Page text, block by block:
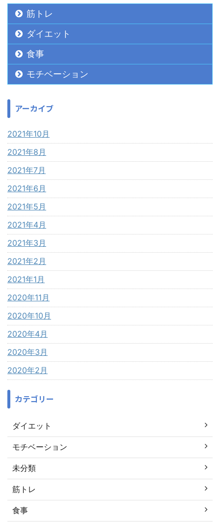
筋トレ
ダイエット
食事
モチベーション
アーカイブ
2021年10月
2021年8月
2021年7月
2021年6月
2021年5月
2021年4月
2021年3月
2021年2月
2021年1月
2020年11月
2020年10月
2020年4月
2020年3月
2020年2月
カテゴリー
ダイエット
モチベーション
未分類
筋トレ
食事